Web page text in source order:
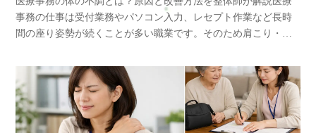
すか？A：育児中の頭痛は、首や肩だけでなく背中や骨盤のバラ
ンスも関係するため、全身を見ながら整える整体と相性がよい
による頭痛は、抱っこや授乳による前かがみ姿勢、睡眠不足、
精神的緊張が重なることで起こりやすくなります。首や肩の筋
肉、とくに僧帽筋や肩甲挙筋、小胸筋の緊張が強まると血流が
低下し、頭痛を繰り返しやすくなります。日常の姿勢改善、短
し、痛みやコリが慢性化することがあります。日常の姿勢を見
直し、胸を開くストレッチや肩甲骨を動かすセルフケアを取り
入れることで負担を減らすことができます。横浜・戸塚・戸塚
することが大切です。初めての方はまずこちらへRefresh Jamー
ロードマップ◆ 安心できる施術を、1度体験してみるお申し込み
方法はこちら・ホットペッパービューティー…予約可・LINE公
式…予約・トークでやり取り・お得情報・楽天ビューティー…
抱っこや授乳などで肩や背中の筋肉が長時間働き続けるためで
す。さらに前かがみ姿勢や睡眠不足が重なることで、筋肉の疲
労が回復しにくくなります。Q: 肩こりはストレッチで改善しま
肩周囲の血流を改善するため効果的です。短時間でも毎日続け
ることが大切です。Q: 育児中でも整体は受けられますか？A：
体調に問題がなければ施術を受けることは可能です。姿勢バラ
ンスを整えることで肩や首の負担を軽減することができます。
おすすめなのは、腰だけを伸ばすストレッチではなく、股関節
やお尻の筋肉を動かすことです。股関節が硬くなると腰で動き
善では「腰だけ」ではなく、骨盤・股関節・姿勢のバランスを
整えることが重要です。整体で出来ること整体では、育児によ
って負担がかかりやすい腰、骨盤、股関節のバランスを確認し
ながら体を整えていきます。腰の筋肉が硬くなっている場合
は、脊柱起立筋や腰方形筋の緊張を緩めながら骨盤の動きを整
ポイントになります。放置するとどうなる背中の痛みをそのま
まにしていると、体のバランスが崩れ次のような不調につなが
姿勢が続きやすく、筋肉が回復する時間が少なくなります。そ
の結果、背中の痛みが慢性化してしまうこともあります。改善
方法育児による背中の痛みを改善するためには、姿勢の見直し
と肩甲骨の動きを整えることが大切です。・抱っこのときは胸
ホを見る時間が増える・猫背姿勢が続く・肩をすくめるクセ・
睡眠不足による筋肉疲労肩甲骨周りの痛みと関係する主な筋肉
には、僧帽筋、菱形筋、小胸筋などがあります。僧帽筋は首か
菱形筋は肩甲骨を内側に引く筋肉で、猫背姿勢が続くと弱くな
りやすい筋肉です。小胸筋は胸の前側にあり、肩が内側に入る
姿勢で縮みやすい筋肉です。体に起こる変化肩甲骨周りの筋肉
が緊張すると、肩甲骨の動きが悪くなり背中の柔軟性が低下し
事務の仕事は受付業務やパソコン入力、レセプト作業など長時
間の座り姿勢が続くことが多い職業です。そのため肩こり・首
ります。特に長時間のデスクワークは首や肩の筋肉の血流を低
下させ、慢性的な不調を引き起こす原因になります。整体の現
場でも医療事務の方から「肩こり」「首の痛み」「腰痛」の相
談を受けることが多くあります。医療事務の体の不調とは医療
事務は以下のような体の不調が起こりやすい傾向があります。